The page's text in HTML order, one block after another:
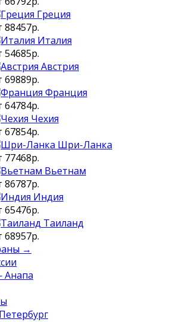
Греция
88457р.
Италия
54685р.
Австрия
69889р.
Франция
64784р.
Чехия
67854р.
Шри-Ланка
77468р.
Вьетнам
86787р.
Индия
65476р.
Таиланд
68957р.
→
Анапа